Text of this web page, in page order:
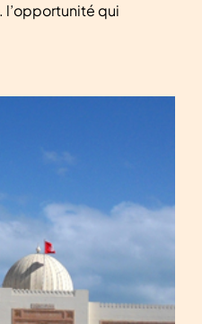
l’opportunité qui